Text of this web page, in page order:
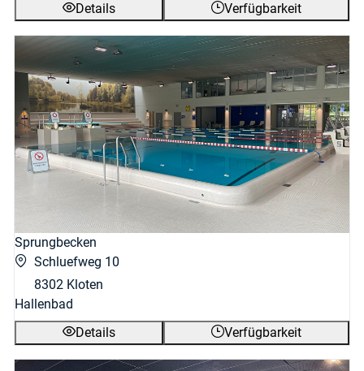
Details
Verfügbarkeit
Sprungbecken
Schluefweg 10
8302 Kloten
Hallenbad
Details
Verfügbarkeit